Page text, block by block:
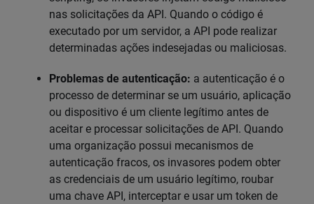
nas solicitações da API. Quando o código é
executado por um servidor, a API pode realizar
determinadas ações indesejadas ou maliciosas.
Problemas de autenticação: a autenticação é o
processo de determinar se um usuário, aplicação
ou dispositivo é um cliente legítimo antes de
aceitar e processar solicitações de API. Quando
uma organização possui mecanismos de
autenticação fracos, os invasores podem obter
as credenciais de um usuário legítimo, roubar
uma chave API, interceptar e usar um token de